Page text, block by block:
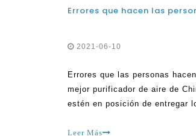
2021-06-10
Errores que las personas
mejor purificador de aire de
estén en posición de entregar
cuenta diferentes facto
Leer Más